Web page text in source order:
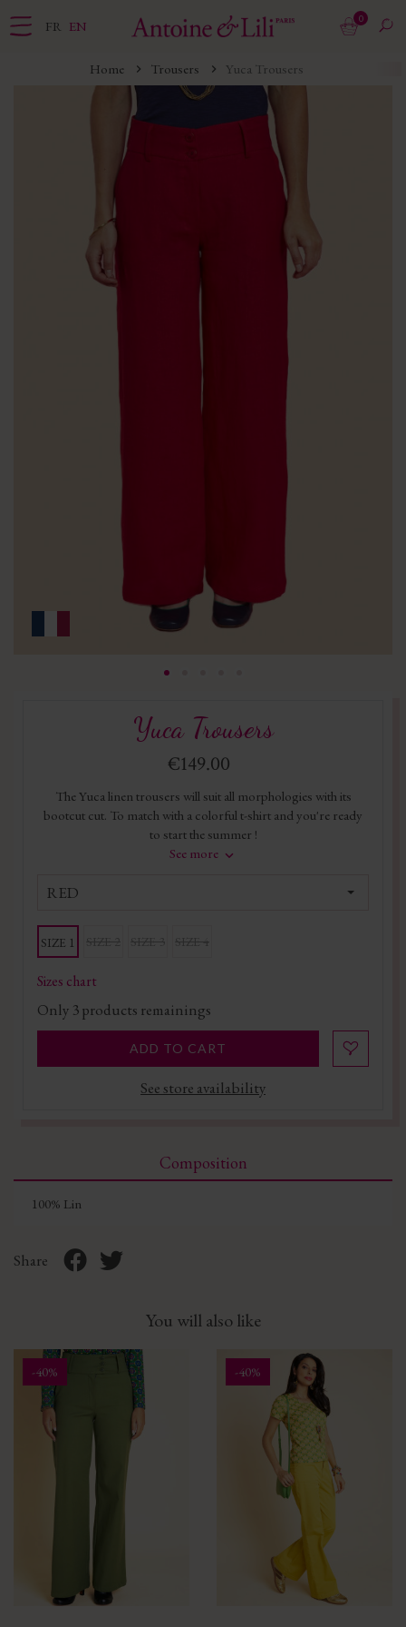
FR EN 0
Home Trousers Yuca Trousers
Yuca Trousers
€149.00
The Yuca linen trousers will suit all morphologies with its
bootcut cut. To match with a colorful t-shirt and you're ready
to start the summer !
See more
RED
SIZE 1
Sizes chart
Only 3products remainings
ADD TO CART
See store availability
Composition
100% Lin
Share
You will also like
-40% -40%